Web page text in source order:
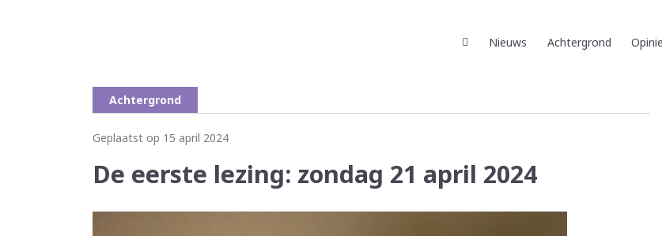
Nieuws Achtergrond Opinie
Achtergrond
Geplaatst op 15 april 2024
De eerste lezing: zondag 21 april 2024